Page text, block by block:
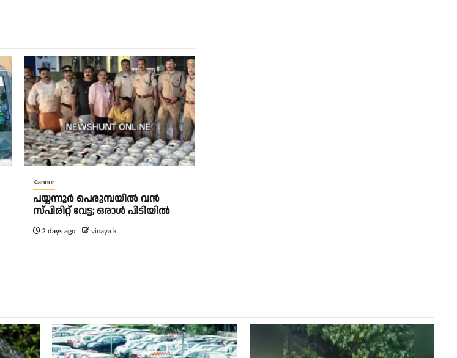
Kannur
പയ്യന്നൂർ പെരുമ്പയിൽ വൻ
സ്‌പിരിറ്റ് വേട്ട; ഒരാൾ പിടിയിൽ
2 days ago vinaya k